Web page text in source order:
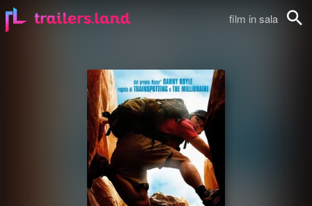
film in sala